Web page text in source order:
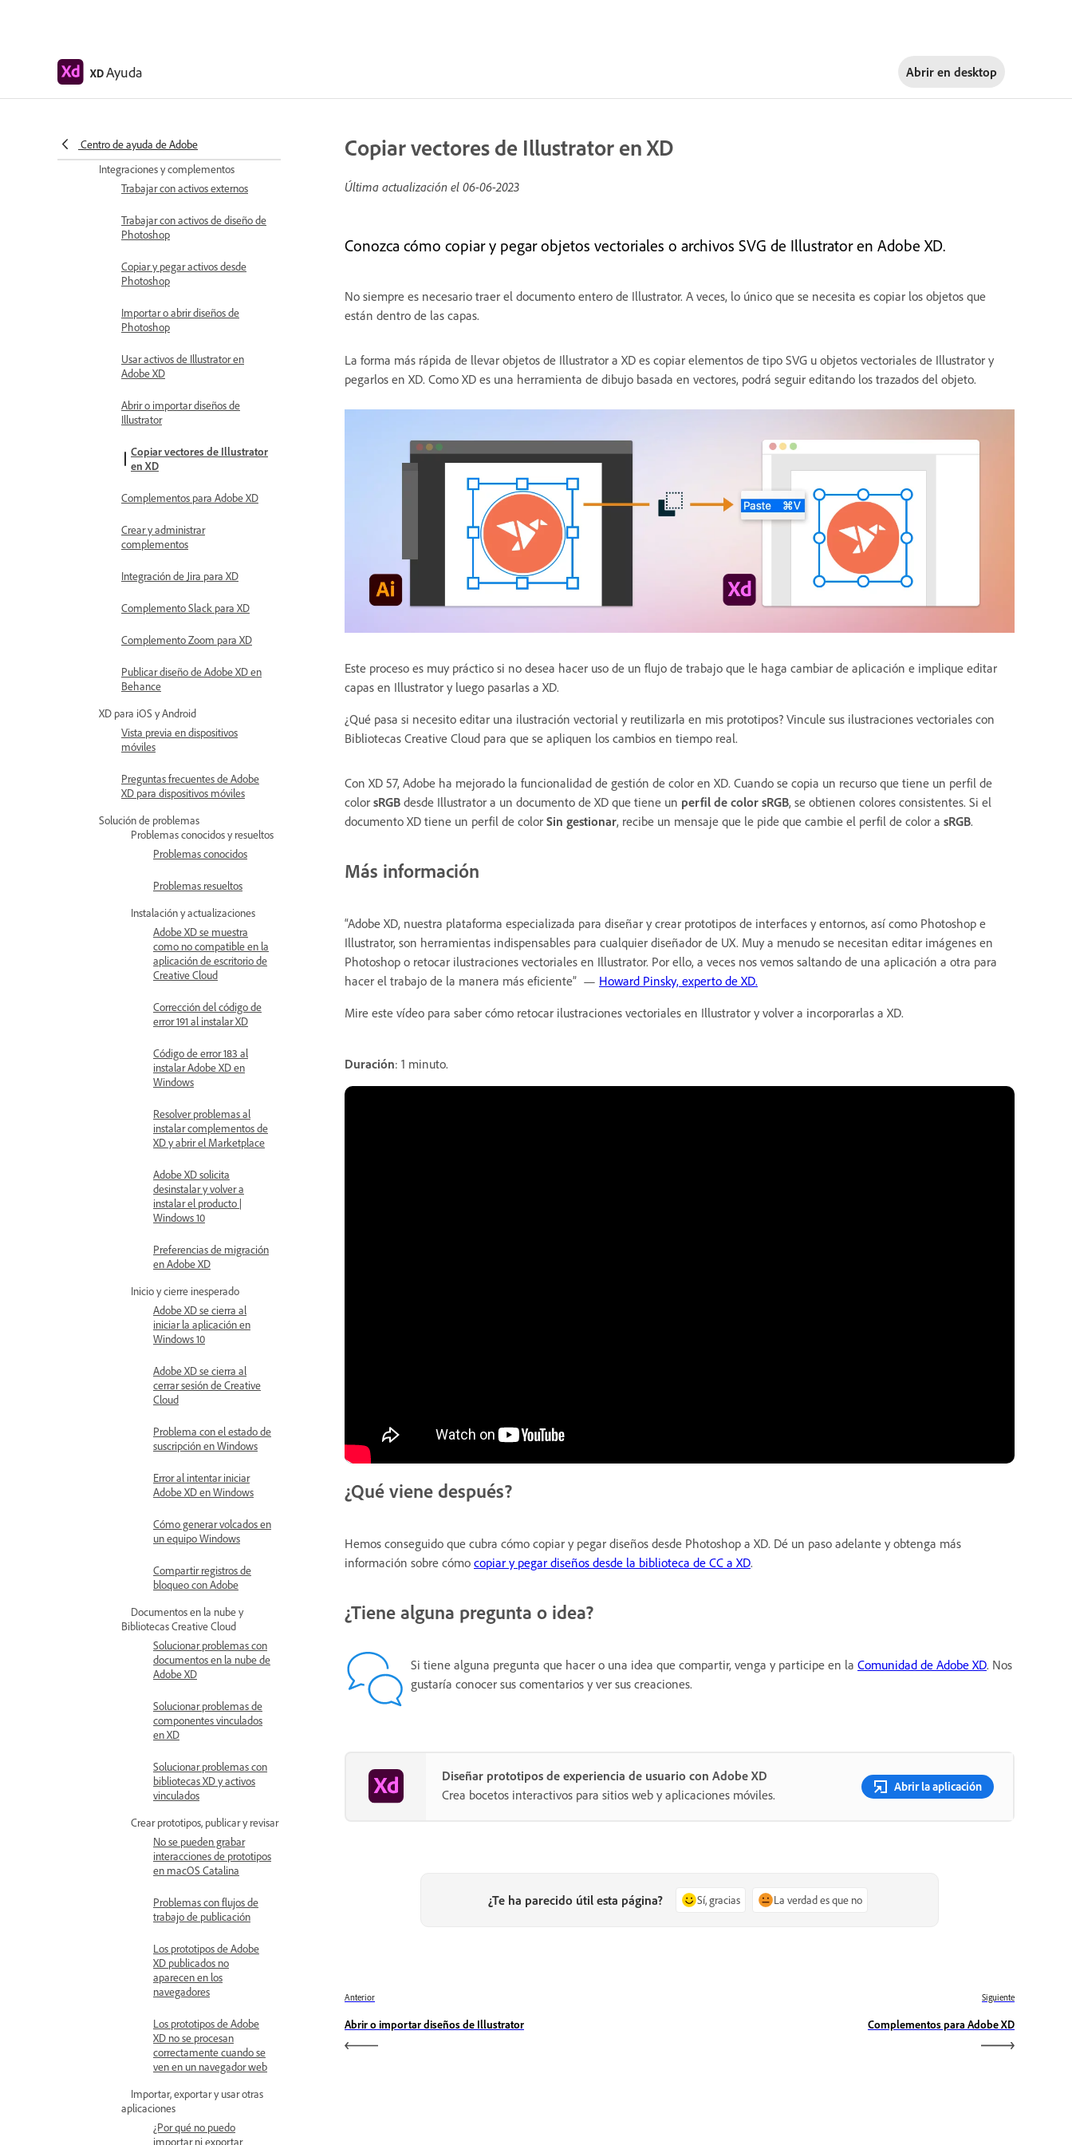
XDAyuda Abrir en desktop
Centro de ayuda de Adobe
Colaborar y coeditar diseños
usted
Integraciones y complementos
Trabajar con activos externos
Trabajar con activos de diseño de
Photoshop
Copiar y pegar activos desde
Photoshop
Importar o abrir diseños de
Photoshop
Usar activos de Illustrator en
Adobe XD
Abrir o importar diseños de
Illustrator
Copiar vectores de Illustrator
en XD
Complementos para Adobe XD
Crear y administrar
complementos
Integración de Jira para XD
Complemento Slack para XD
Complemento Zoom para XD
Publicar diseño de Adobe XD en
Behance
XD para iOS y Android
Vista previa en dispositivos
móviles
Preguntas frecuentes de Adobe
XD para dispositivos móviles
Solución de problemas
Problemas conocidos y resueltos
Problemas conocidos
Problemas resueltos
Instalación y actualizaciones
Adobe XD se muestra
como no compatible en la
aplicación de escritorio de
Creative Cloud
Corrección del código de
error 191 al instalar XD
Código de error 183 al
instalar Adobe XD en
Windows
Resolver problemas al
instalar complementos de
XD y abrir el Marketplace
Adobe XD solicita
desinstalar y volver a
instalar el producto |
Windows 10
Preferencias de migración
en Adobe XD
Inicio y cierre inesperado
Adobe XD se cierra al
iniciar la aplicación en
Windows 10
Adobe XD se cierra al
cerrar sesión de Creative
Cloud
Problema con el estado de
suscripción en Windows
Error al intentar iniciar
Adobe XD en Windows
Cómo generar volcados en
un equipo Windows
Compartir registros de
bloqueo con Adobe
Documentos en la nube y
Bibliotecas Creative Cloud
Solucionar problemas con
documentos en la nube de
Adobe XD
Solucionar problemas de
componentes vinculados
en XD
Solucionar problemas con
bibliotecas XD y activos
vinculados
Crear prototipos, publicar y revisar
No se pueden grabar
interacciones de prototipos
en macOS Catalina
Problemas con flujos de
trabajo de publicación
Los prototipos de Adobe
XD publicados no
aparecen en los
navegadores
Los prototipos de Adobe
XD no se procesan
correctamente cuando se
ven en un navegador web
Importar, exportar y usar otras
aplicaciones
¿Por qué no puedo
importar ni exportar
Copiar vectores de Illustrator en XD
Última actualización el 06-06-2023
Conozca cómo copiar y pegar objetos vectoriales o archivos SVG de Illustrator en Adobe XD.
No siempre es necesario traer el documento entero de Illustrator. A veces, lo único que se necesita es copiar los objetos que
están dentro de las capas.
La forma más rápida de llevar objetos de Illustrator a XD es copiar elementos de tipo SVG u objetos vectoriales de Illustrator y
pegarlos en XD. Como XD es una herramienta de dibujo basada en vectores, podrá seguir editando los trazados del objeto.
Este proceso es muy práctico si no desea hacer uso de un flujo de trabajo que le haga cambiar de aplicación e implique editar
capas en Illustrator y luego pasarlas a XD.
¿Qué pasa si necesito editar una ilustración vectorial y reutilizarla en mis prototipos? Vincule sus ilustraciones vectoriales con
Bibliotecas Creative Cloud para que se apliquen los cambios en tiempo real.
Con XD 57, Adobe ha mejorado la funcionalidad de gestión de color en XD. Cuando se copia un recurso que tiene un perfil de
color sRGB desde Illustrator a un documento de XD que tiene un perfil de color sRGB, se obtienen colores consistentes. Si el
documento XD tiene un perfil de color Sin gestionar, recibe un mensaje que le pide que cambie el perfil de color a sRGB.
Más información
“Adobe XD, nuestra plataforma especializada para diseñar y crear prototipos de interfaces y entornos, así como Photoshop e
Illustrator, son herramientas indispensables para cualquier diseñador de UX. Muy a menudo se necesitan editar imágenes en
Photoshop o retocar ilustraciones vectoriales en Illustrator. Por ello, a veces nos vemos saltando de una aplicación a otra para
hacer el trabajo de la manera más eficiente” — Howard Pinsky, experto de XD.
Mire este vídeo para saber cómo retocar ilustraciones vectoriales en Illustrator y volver a incorporarlas a XD.
Duración: 1 minuto.
¿Qué viene después?
Hemos conseguido que cubra cómo copiar y pegar diseños desde Photoshop a XD. Dé un paso adelante y obtenga más
información sobre cómo copiar y pegar diseños desde la biblioteca de CC a XD.
¿Tiene alguna pregunta o idea?
Si tiene alguna pregunta que hacer o una idea que compartir, venga y participe en la Comunidad de Adobe XD. Nos
gustaría conocer sus comentarios y ver sus creaciones.
Diseñar prototipos de experiencia de usuario con Adobe XD
Crea bocetos interactivos para sitios web y aplicaciones móviles.
Abrir la aplicación
¿Te ha parecido útil esta página? Sí, gracias La verdad es que no
Anterior
Abrir o importar diseños de Illustrator
Siguiente
Complementos para Adobe XD